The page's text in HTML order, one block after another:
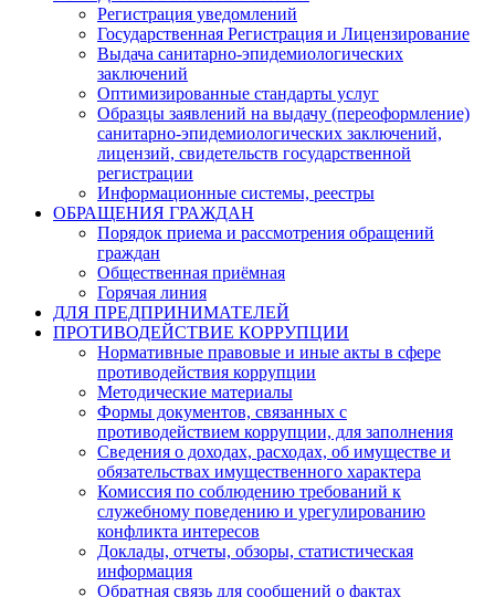
Регистрация уведомлений
Государственная Регистрация и Лицензирование
Выдача санитарно-эпидемиологических
заключений
Оптимизированные стандарты услуг
Образцы заявлений на выдачу (переоформление)
санитарно-эпидемиологических заключений,
лицензий, свидетельств государственной
регистрации
Информационные системы, реестры
ОБРАЩЕНИЯ ГРАЖДАН
Порядок приема и рассмотрения обращений
граждан
Общественная приёмная
Горячая линия
ДЛЯ ПРЕДПРИНИМАТЕЛЕЙ
ПРОТИВОДЕЙСТВИЕ КОРРУПЦИИ
Нормативные правовые и иные акты в сфере
противодействия коррупции
Методические материалы
Формы документов, связанных с
противодействием коррупции, для заполнения
Сведения о доходах, расходах, об имуществе и
обязательствах имущественного характера
Комиссия по соблюдению требований к
служебному поведению и урегулированию
конфликта интересов
Доклады, отчеты, обзоры, статистическая
информация
Обратная связь для сообщений о фактах